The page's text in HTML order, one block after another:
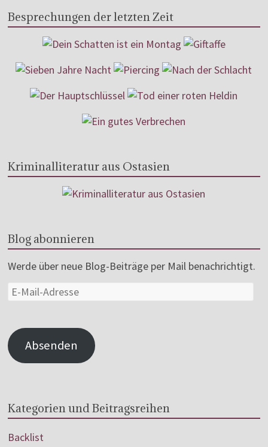
Besprechungen der letzten Zeit
Kriminalliteratur aus Ostasien
Blog abonnieren
Werde über neue Blog-Beiträge per Mail benachrichtigt.
Absenden
Kategorien und Beitragsreihen
Backlist